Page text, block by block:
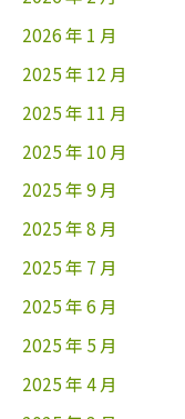
2026 年 1 月
2025 年 12 月
2025 年 11 月
2025 年 10 月
2025 年 9 月
2025 年 8 月
2025 年 7 月
2025 年 6 月
2025 年 5 月
2025 年 4 月